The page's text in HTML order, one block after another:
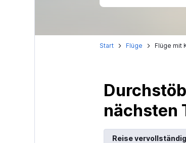
Start Flüge Flüge mit
nächsten
Reise